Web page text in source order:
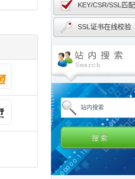
KEY/CSR/SSL匹配
SSL证书在线校验